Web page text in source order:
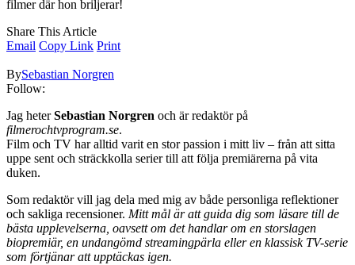
filmer där hon briljerar!
Share This Article
Email Copy Link Print
BySebastian Norgren
Follow:
Jag heterSebastian Norgren och är redaktör på
filmerochtvprogram.se.
Film och TV har alltid varit en stor passion i mitt liv – från att sitta
uppe sent och sträckkolla serier till att följa premiärerna på vita
duken.
Som redaktör vill jag dela med mig av både personliga reflektioner
och sakliga recensioner. Mitt mål är att guida dig som läsare till de
bästa upplevelserna, oavsett om det handlar om en storslagen
biopremiär, en undangömd streamingpärla eller en klassisk TV-serie
som förtjänar att upptäckas igen.